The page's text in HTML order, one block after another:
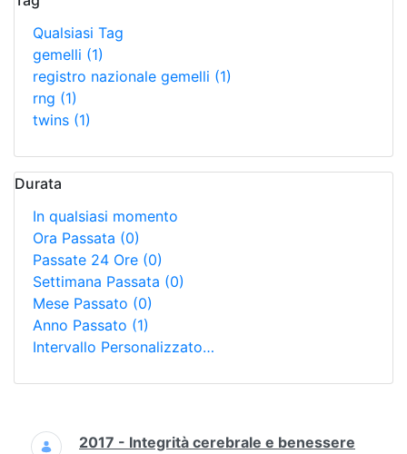
Qualsiasi Tag
gemelli (1)
registro nazionale gemelli (1)
rng (1)
twins (1)
Durata
In qualsiasi momento
Ora Passata (0)
Passate 24 Ore (0)
Settimana Passata (0)
Mese Passato (0)
Anno Passato (1)
Intervallo Personalizzato…
Ricerca
2017 - Integrità cerebrale e benessere